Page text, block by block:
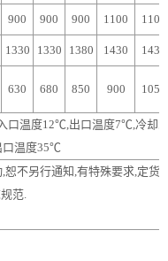
900 900 900 1100 1100
1330 1330 1380 1430 1430
630 680 850 900 1050
口温度12℃,出口温度7℃,冷却
口温度35℃
不另行通知,有特殊要求,定货
范.